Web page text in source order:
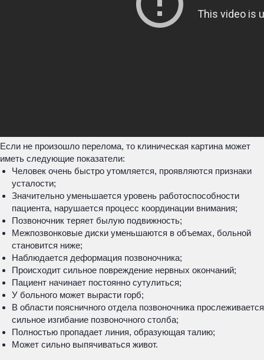
Если не произошло перелома, то клиническая картина может
иметь следующие показатели:
Человек очень быстро утомляется, проявляются признаки
усталости;
Значительно уменьшается уровень работоспособности
пациента, нарушается процесс координации внимания;
Позвоночник теряет былую подвижность;
Межпозвонковые диски уменьшаются в объемах, больной
становится ниже;
Наблюдается деформация позвоночника;
Происходит сильное повреждение нервных окончаний;
Пациент начинает постоянно сутулиться;
У больного может вырасти горб;
В области поясничного отдела позвоночника прослеживается
сильное изгибание позвоночного столба;
Полностью пропадает линия, образующая талию;
Может сильно выпячиваться живот.